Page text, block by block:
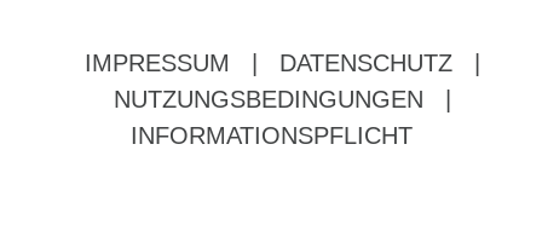
IMPRESSUM DATENSCHUTZ
NUTZUNGSBEDINGUNGEN
INFORMATIONSPFLICHT